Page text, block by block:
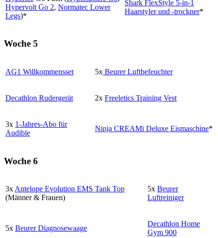
Hypervolt Go 2, Normatec Lower
Legs)*
Shark FlexStyle 5-in-1
Haarstyler und -trockner*
Woche 5
AG1 Willkommensset 5x Beurer Luftbefeuchter
Decathlon Rudergerät 2x Freeletics Training Vest
3x 1-Jahres-Abo für
Audible
Ninja CREAMi Deluxe Eismaschine*
Woche 6
3xAntelope Evolution EMS Tank Top
(Männer & Frauen)
5x Beurer
Luftreiniger
5x Beurer Diagnosewaage
Decathlon Home
Gym 900